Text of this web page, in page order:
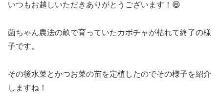
いつもお越しいただきありがとうございます！😄
菌ちゃん農法の畝で育っていたカボチャが枯れて終了の様
子です。
その後水菜とかつお菜の苗を定植したのでその様子を紹介
しますね！